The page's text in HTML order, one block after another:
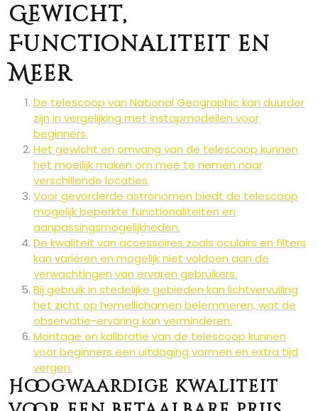
Gewicht,
Functionaliteit en
Meer
De telescoop van National Geographic kan duurder
zijn in vergelijking met instapmodellen voor
beginners.
Het gewicht en omvang van de telescoop kunnen
het moeilijk maken om mee te nemen naar
verschillende locaties.
Voor gevorderde astronomen biedt de telescoop
mogelijk beperkte functionaliteiten en
aanpassingsmogelijkheden.
De kwaliteit van accessoires zoals oculairs en filters
kan variëren en mogelijk niet voldoen aan de
verwachtingen van ervaren gebruikers.
Bij gebruik in stedelijke gebieden kan lichtvervuiling
het zicht op hemellichamen belemmeren, wat de
observatie-ervaring kan verminderen.
Montage en kalibratie van de telescoop kunnen
voor beginners een uitdaging vormen en extra tijd
vergen.
Hoogwaardige kwaliteit